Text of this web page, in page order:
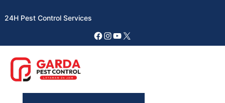
ke24H Pest Control Services
Facebook
Instagram
YouTube
X